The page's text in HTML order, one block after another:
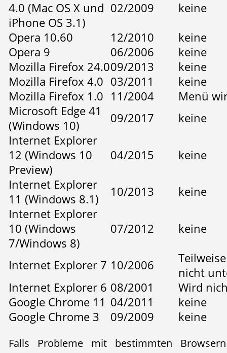
4.0 (Mac OS X und
iPhone OS 3.1)
02/2009
keine
Opera 10.60
12/2010
keine
Opera 9
06/2006
keine
Mozilla Firefox 24.009/2013
keine
Mozilla Firefox 4.0 03/2011
keine
Mozilla Firefox 1.0 11/2004
Menü
Microsoft Edge 41
(Windows 10)
09/2017
keine
Internet Explorer
12 (Windows 10
Preview)
04/2015
keine
Internet Explorer
11 (Windows 8.1)
10/2013
keine
Internet Explorer
10 (Windows
7/Windows 8)
07/2012 keine
Internet Explorer 7 10/2006
nicht
Internet Explorer 6 08/2001
Wird
Google Chrome 11 04/2011
keine
Google Chrome 3
09/2009 keine
Falls Probleme mit bestimmten